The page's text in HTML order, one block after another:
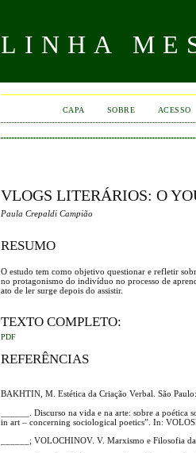
LINHA
CAPA SOBRE ACESSO
VLOGS LITERÁRIOS: O
Paula Crepaldi Campião
RESUMO
O estudo tem como objetivo questionar e refletir
no protagonismo do indivíduo no processo de
ato de ler surge depois do assistir.
TEXTO COMPLETO:
PDF
REFERÊNCIAS
BAKHTIN, M. Estética da Criação Verbal. São
______. Discurso na vida e na arte: sobre a
in art – concerning sociological poetics”. In:
______; VOLOCHINOV. V. Marxismo e Filosofia